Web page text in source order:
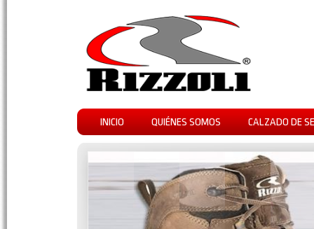
INICIO QUIÉNES SOMOS CALZADO DE